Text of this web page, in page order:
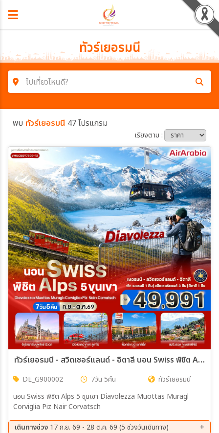
ทัวร์เยอรมนี
ไปเที่ยวไหนดี?
ค้นหาโปรแกรมทัวร์
โซน
ประเทศ
เมือง
สายการบิน
ตั้งแต่วันที่
ถึงวันที่
เฉพาะเดือน
เฉพาะเทศกาล
พบ ทัวร์เยอรมนี 47 โปรแกรม
เรียงตาม :
ทัวร์เยอรมนี - สวิตเซอร์แลนด์ - อิตาลี นอน Swiss พิชิต Alps 5 ขุนเขา 7วัน 5คืน (G9)
DE_G900002 7วัน 5คืน
ทัวร์เยอรมนี
นอน Swiss พิชิต Alps 5 ขุนเขา Diavolezza Muottas Muragl
Corviglia Piz Nair Corvatsch
เดินทางช่วง 17 ก.ย. 69 - 28 ต.ค. 69 (5 ช่วงวันเดินทาง)